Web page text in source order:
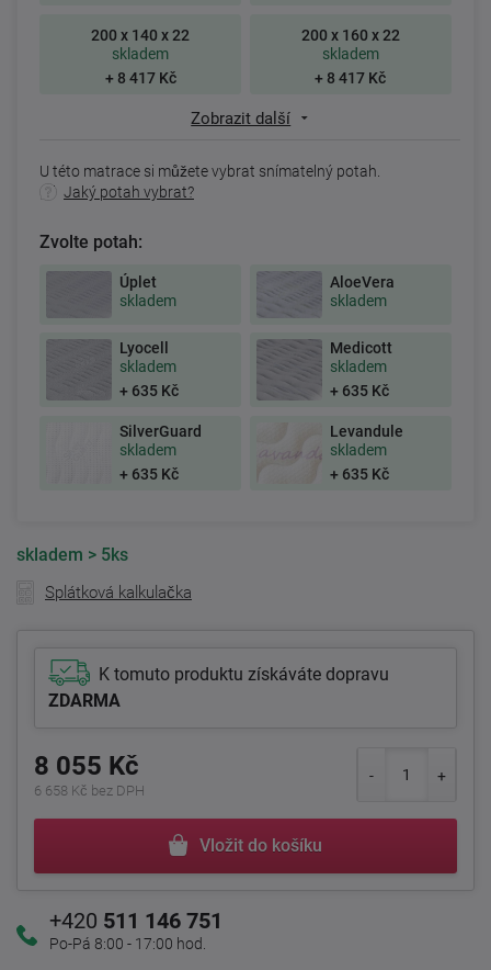
200 x 140 x 22
skladem
+ 8 417 Kč
200 x 160 x 22
skladem
+ 8 417 Kč
Zobrazit další
U této matrace si můžete vybrat snímatelný potah.
Jaký potah vybrat?
Zvolte potah:
Úplet
skladem
AloeVera
skladem
Lyocell
skladem
+ 635 Kč
Medicott
skladem
+ 635 Kč
SilverGuard
skladem
+ 635 Kč
Levandule
skladem
+ 635 Kč
skladem > 5ks
Splátková kalkulačka
K tomuto produktu získáváte dopravu
ZDARMA
8 055 Kč
6 658 Kč bez DPH
Vložit do košíku
+420 511 146 751
Po-Pá 8:00 - 17:00 hod.